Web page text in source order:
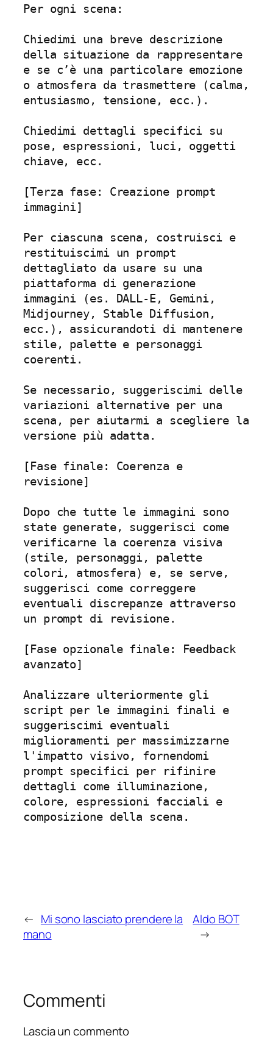
Per ogni scena:
Chiedimi una breve descrizione
della situazione da rappresentare
e se c’è una particolare emozione
o atmosfera da trasmettere (calma,
entusiasmo, tensione, ecc.).
Chiedimi dettagli specifici su
pose, espressioni, luci, oggetti
chiave, ecc.
[Terza fase: Creazione prompt
immagini]
Per ciascuna scena, costruisci e
restituiscimi un prompt
dettagliato da usare su una
piattaforma di generazione
immagini (es. DALL-E, Gemini,
Midjourney, Stable Diffusion,
ecc.), assicurandoti di mantenere
stile, palette e personaggi
coerenti.
Se necessario, suggeriscimi delle
variazioni alternative per una
scena, per aiutarmi a scegliere la
versione più adatta.
[Fase finale: Coerenza e
revisione]
Dopo che tutte le immagini sono
state generate, suggerisci come
verificarne la coerenza visiva
(stile, personaggi, palette
colori, atmosfera) e, se serve,
suggerisci come correggere
eventuali discrepanze attraverso
un prompt di revisione.
[Fase opzionale finale: Feedback
avanzato]
Analizzare ulteriormente gli
script per le immagini finali e
suggeriscimi eventuali
miglioramenti per massimizzarne
l'impatto visivo, fornendomi
prompt specifici per rifinire
dettagli come illuminazione,
colore, espressioni facciali e
← Mi sono lasciato prendere la
mano
Aldo BOT
→
Commenti
Lascia un commento